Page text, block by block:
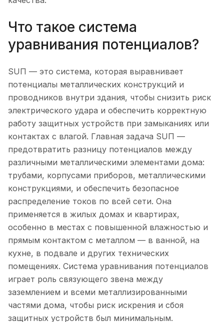
Что такое система
уравнивания потенциалов?
SUП — это система, которая выравнивает
потенциалы металлических конструкций и
проводников внутри здания, чтобы снизить риск
электрического удара и обеспечить корректную
работу защитных устройств при замыканиях или
контактах с влагой. Главная задача SUП —
предотвратить разницу потенциалов между
различными металлическими элементами дома:
трубами, корпусами приборов, металлическими
конструкциями, и обеспечить безопасное
распределение токов по всей сети. Она
применяется в жилых домах и квартирах,
особенно в местах с повышенной влажностью и
прямым контактом с металлом — в ванной, на
кухне, в подвале и других технических
помещениях. Система уравнивания потенциалов
играет роль связующего звена между
заземлением и всеми металлизированными
частями дома, чтобы риск искрения и сбоя
защитных устройств был минимальным.